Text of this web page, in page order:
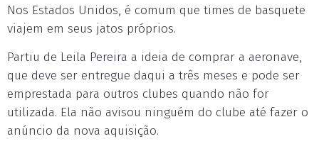
Nos Estados Unidos, é comum que times de basquete
viajem em seus jatos próprios.
Partiu de Leila Pereira a ideia de comprar a aeronave,
que deve ser entregue daqui a três meses e pode ser
emprestada para outros clubes quando não for
utilizada. Ela não avisou ninguém do clube até fazer o
anúncio da nova aquisição.